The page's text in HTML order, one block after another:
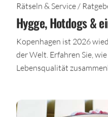
Rätseln & Service /
Hygge, Hotdogs &
Kopenhagen ist 2026
der Welt. Erfahren Sie,
Lebensqualität